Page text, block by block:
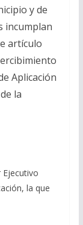
y de
incumplan
artículo
Aplicación
la
Ejecutivo
la que